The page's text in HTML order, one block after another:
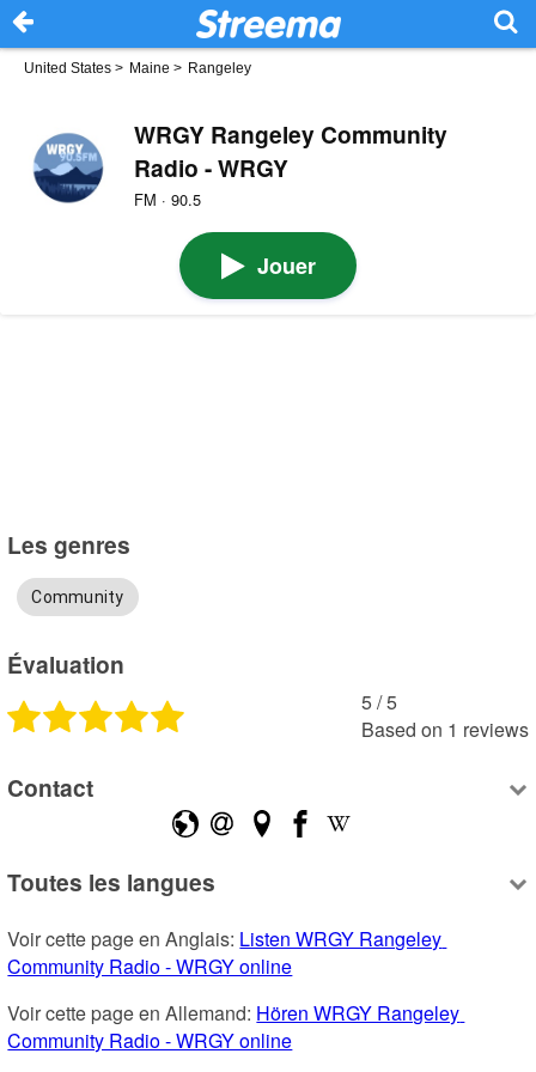
United States > Maine > Rangeley
WRGY Rangeley Community
Radio - WRGY
FM · 90.5
Jouer
Les genres
Community
Évaluation
5 /5
Based on 1 reviews
Contact
Toutes les langues
Voir cette page en Anglais: Listen WRGY Rangeley
Community Radio - WRGY online
Voir cette page en Allemand: Hören WRGY Rangeley
Community Radio - WRGY online